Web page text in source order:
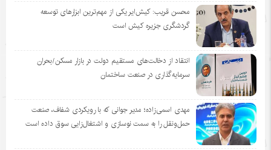
محسن قریب: کیش‌ایر یکی از مهم‌ترین ابزارهای توسعه
گردشگری جزیره کیش است
انتقاد از دخالت‌های مستقیم دولت در بازار مسکن/بحران
سرمایه‌گذاری در صنعت ساختمان
مهدی اسمی‌زاده؛ مدیر جوانی که با رویکردی شفاف، صنعت
حمل‌ونقل را به سمت نوسازی و اشتغال‌زایی سوق داده است